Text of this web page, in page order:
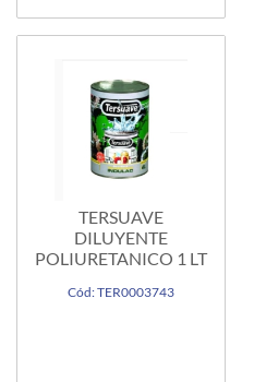
TERSUAVE
DILUYENTE
POLIURETANICO 1 LT
Cód: TER0003743